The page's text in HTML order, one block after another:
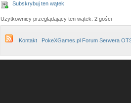
Subskrybuj ten wątek
Użytkownicy przeglądający ten wątek: 2 gości
Kontakt PokeXGames.pl Forum Serwera